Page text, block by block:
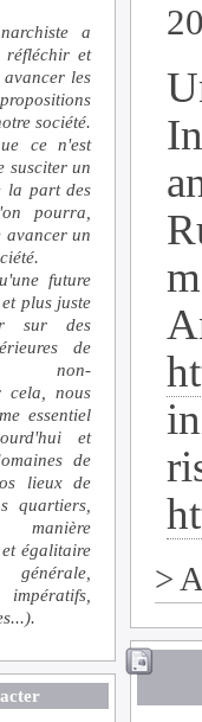
a
et
les
société.
ce n'est
susciter un
la part des
pourra,
un
future
plus juste
sur des
de
non-
cela, nous
essentiel
et
de
lieux de
quartiers,
égalitaire
>